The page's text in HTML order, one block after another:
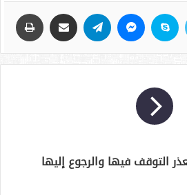
التوقف فيها والرجوع إليها